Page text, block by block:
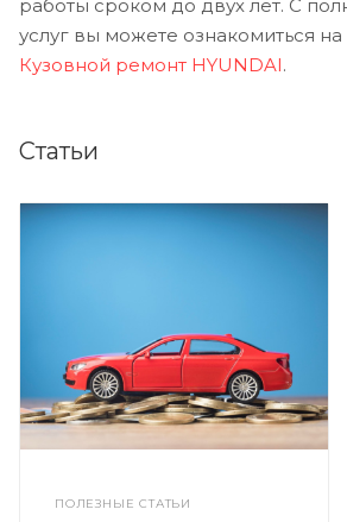
работы сроком до двух лет. С
услуг вы можете ознакомиться
Кузовной ремонт HYUNDAI.
Статьи
ПОЛЕЗНЫЕ СТАТЬИ